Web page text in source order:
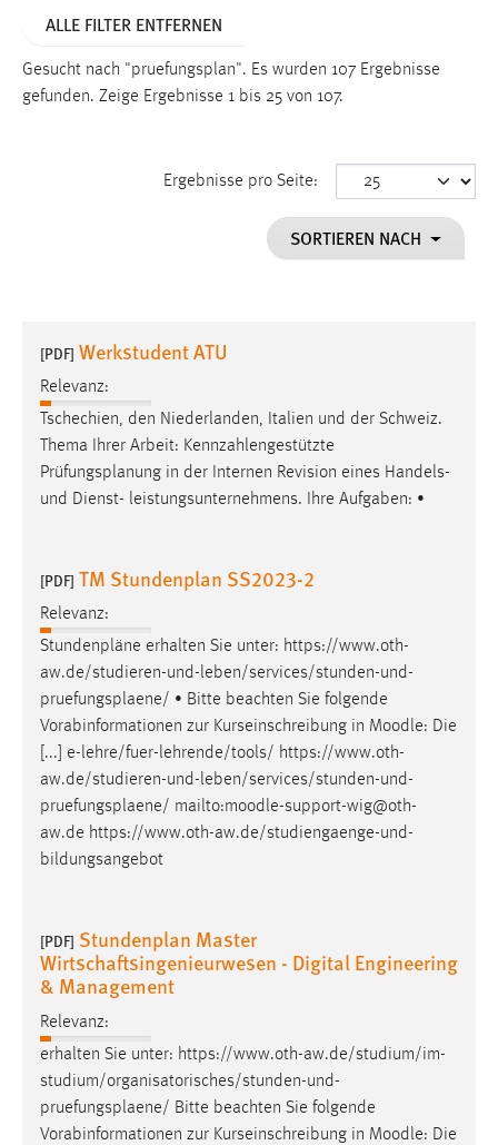
ALLE FILTER ENTFERNEN
Gesucht nach "pruefungsplan". Es wurden 107 Ergebnisse
gefunden. Zeige Ergebnisse 1 bis 25 von 107.
Ergebnisse pro Seite:
SORTIEREN NACH
[PDF] Werkstudent ATU
Relevanz:
Tschechien, den Niederlanden, Italien und der Schweiz.
Thema Ihrer Arbeit: Kennzahlengestützte
Prüfungsplanung in der Internen Revision eines Handels-
und Dienst- leistungsunternehmens. Ihre Aufgaben: •
[PDF] TM Stundenplan SS2023-2
Relevanz:
Stundenpläne erhalten Sie unter: https://www.oth-
aw.de/studieren-und-leben/services/stunden-und-
pruefungsplaene/ • Bitte beachten Sie folgende
Vorabinformationen zur Kurseinschreibung in Moodle: Die
[...] e-lehre/fuer-lehrende/tools/ https://www.oth-
aw.de/studieren-und-leben/services/stunden-und-
pruefungsplaene/ mailto:moodle-support-wig@oth-
aw.de https://www.oth-aw.de/studiengaenge-und-
bildungsangebot
[PDF] Stundenplan Master
Wirtschaftsingenieurwesen - Digital Engineering
& Management
Relevanz:
erhalten Sie unter: https://www.oth-aw.de/studium/im-
studium/organisatorisches/stunden-und-
pruefungsplaene/ Bitte beachten Sie folgende
Vorabinformationen zur Kurseinschreibung in Moodle: Die
Funktionen und sind für die einwandfreie Funktion der
Einverständnis
cookie_consent
Dieser Cookie speichert die ausgewählten Einverständnis-
Performance
Name:
Zweck:
Sprachpräferenz
Name:
site-language-preference
Zweck:
Das Cookie speichert die gewählte Sprache der Website.
Cookie Laufzeit:
30 Tage
MibewSessionID, MIBEW_UserID, mibew_locale, mibew-
chat-frame-style-5e9dbeb1811c0446
Zweck:
Wird benötigt um die Chatfunktion nutzen zu können.
Cookie Laufzeit:
MibewSessionID, mibew-chat-frame-style-
5e9dbeb1811c0446 = Sitzungslaufzeit, mibew_locale = 3